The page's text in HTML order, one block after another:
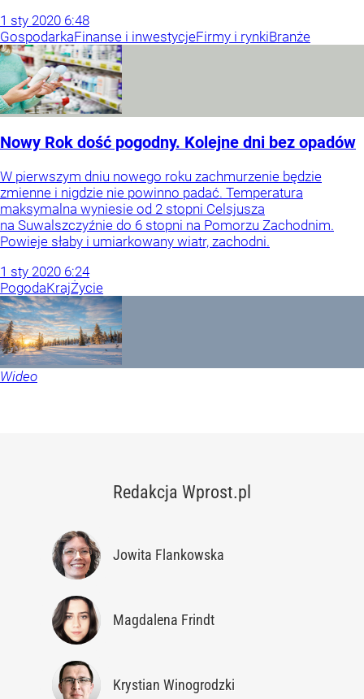
1 sty 2020 6:48
GospodarkaFinanse i inwestycjeFirmy i rynkiBranże
Nowy Rok dość pogodny. Kolejne dni bez opadów
W pierwszym dniu nowego roku zachmurzenie będzie
zmienne i nigdzie nie powinno padać. Temperatura
maksymalna wyniesie od 2 stopni Celsjusza
na Suwalszczyźnie do 6 stopni na Pomorzu Zachodnim.
Powieje słaby i umiarkowany wiatr, zachodni.
1 sty 2020 6:24
PogodaKrajŻycie
Wideo
Redakcja Wprost.pl
Jowita Flankowska
Magdalena Frindt
Krystian Winogrodzki